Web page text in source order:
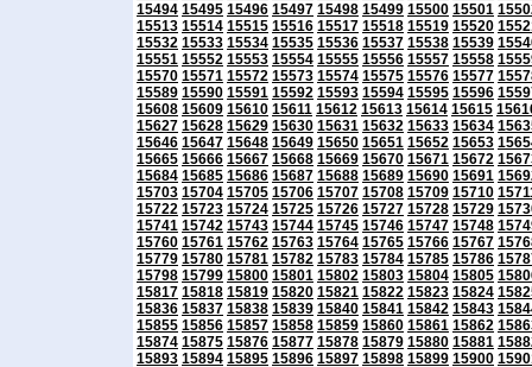
15494 15495 15496 15497 15498 15499 15500 15501
15513 15514 15515 15516 15517 15518 15519 15520
15532 15533 15534 15535 15536 15537 15538 15539
15551 15552 15553 15554 15555 15556 15557 15558
15570 15571 15572 15573 15574 15575 15576 15577
15589 15590 15591 15592 15593 15594 15595 15596
15608 15609 15610 15611 15612 15613 15614 15615
15627 15628 15629 15630 15631 15632 15633 15634
15646 15647 15648 15649 15650 15651 15652 15653
15665 15666 15667 15668 15669 15670 15671 15672
15684 15685 15686 15687 15688 15689 15690 15691
15703 15704 15705 15706 15707 15708 15709 15710
15722 15723 15724 15725 15726 15727 15728 15729
15741 15742 15743 15744 15745 15746 15747 15748
15760 15761 15762 15763 15764 15765 15766 15767
15779 15780 15781 15782 15783 15784 15785 15786
15798 15799 15800 15801 15802 15803 15804 15805
15817 15818 15819 15820 15821 15822 15823 15824
15836 15837 15838 15839 15840 15841 15842 15843
15855 15856 15857 15858 15859 15860 15861 15862
15874 15875 15876 15877 15878 15879 15880 15881
15893 15894 15895 15896 15897 15898 15899 15900